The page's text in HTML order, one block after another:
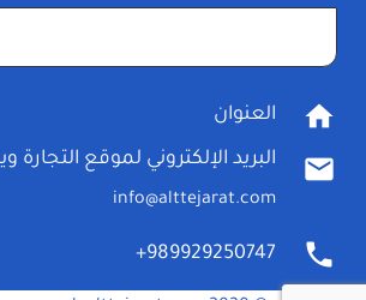
عن:
home العنوان
mail البريد الإلكتروني لموقع التجارة
info@alttejarat.com
phone
989929250747+